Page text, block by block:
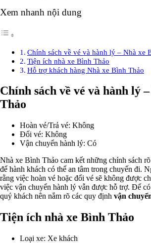
Xem nhanh nội dung
Chính sách về vé và hành lý – Nhà xe
Tiện ích nhà xe Bình Thảo
Hỗ trợ khách hàng Nhà xe Bình Thảo
Chính sách về vé và hành lý
Thảo
Hoàn vé/Trả vé: Không
Đổi vé: Không
Vận chuyển hành lý: Có
Nhà xe Bình Thảo cam kết những chính sách
để hành khách có thể an tâm trong chuyến đi.
rằng việc hoàn vé hoặc đổi vé sẽ không được
việc vận chuyển hành lý vẫn được hỗ trợ. Để
quý khách nên nắm rõ các quy định vận
Tiện ích nhà xe Bình Thảo
Loại xe: Xe khách